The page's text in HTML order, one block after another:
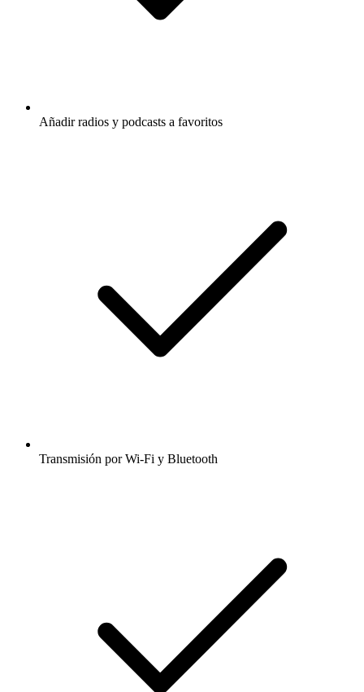
Añadir radios y podcasts a favoritos
Transmisión por Wi-Fi y Bluetooth